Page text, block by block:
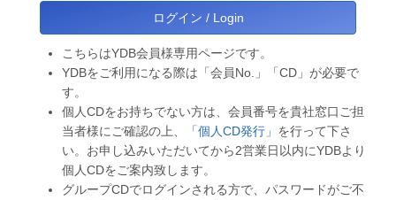
こちらはYDB会員様専用ページです。
YDBをご利用になる際は「会員No.」「CD」が必要で
す。
個人CDをお持ちでない方は、会員番号を貴社窓口ご担
当者様にご確認の上、
「個人CD発行」 を行って下さ
い。お申し込みいただいてから2営業日以内にYDBより
個人CDをご案内致します。
グループCDでログインされる方で、パスワードがご不